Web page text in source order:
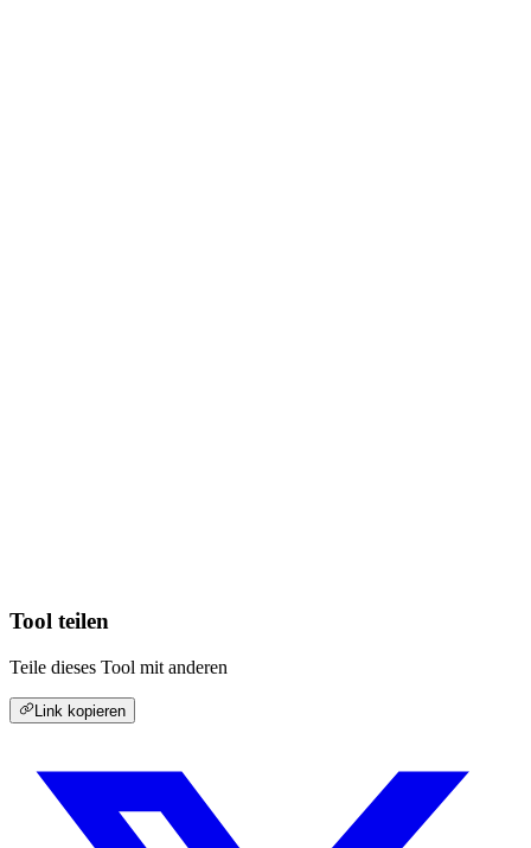
Tool teilen
Teile dieses Tool mit anderen
Link kopieren